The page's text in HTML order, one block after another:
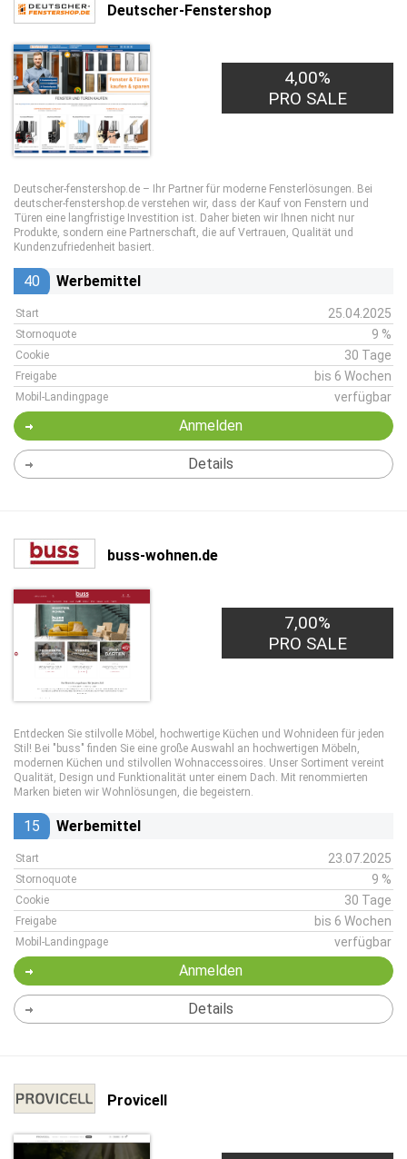
Deutscher-Fenstershop
4,00%
PRO SALE
Deutscher-fenstershop.de – Ihr Partner für moderne Fensterlösungen. Bei
deutscher-fenstershop.de verstehen wir, dass der Kauf von Fenstern und
Türen eine langfristige Investition ist. Daher bieten wir Ihnen nicht nur
Produkte, sondern eine Partnerschaft, die auf Vertrauen, Qualität und
Kundenzufriedenheit basiert.
40 Werbemittel
Start 25.04.2025
Stornoquote 9 %
Cookie 30 Tage
Freigabe bis 6 Wochen
Mobil-Landingpage verfügbar
Anmelden
Details
buss-wohnen.de
7,00%
PRO SALE
Entdecken Sie stilvolle Möbel, hochwertige Küchen und Wohnideen für jeden
Stil! Bei "buss" finden Sie eine große Auswahl an hochwertigen Möbeln,
modernen Küchen und stilvollen Wohnaccessoires. Unser Sortiment vereint
Qualität, Design und Funktionalität unter einem Dach. Mit renommierten
Marken bieten wir Wohnlösungen, die begeistern.
15 Werbemittel
Start 23.07.2025
Stornoquote 9 %
Cookie 30 Tage
Freigabe bis 6 Wochen
Mobil-Landingpage verfügbar
Anmelden
Details
Provicell